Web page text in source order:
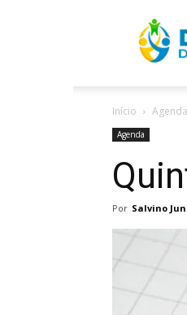
Início Agenda
Agenda
Por Salvino